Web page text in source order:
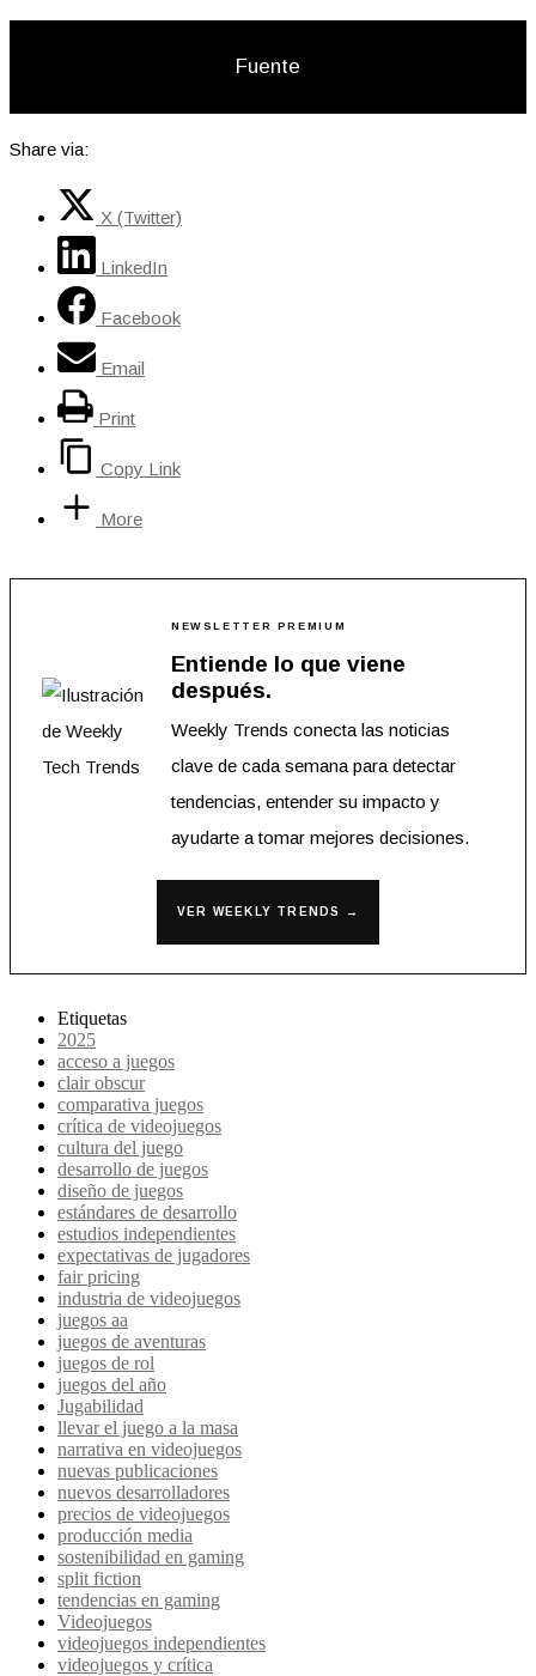
Fuente
Share via:
X (Twitter)
LinkedIn
Facebook
Email
Print
Copy Link
More
NEWSLETTER PREMIUM
Entiende lo que viene
después.
Weekly Trends conecta las noticias
clave de cada semana para detectar
tendencias, entender su impacto y
ayudarte a tomar mejores decisiones.
VER WEEKLY TRENDS →
Etiquetas
2025
acceso a juegos
clair obscur
comparativa juegos
crítica de videojuegos
cultura del juego
desarrollo de juegos
diseño de juegos
estándares de desarrollo
estudios independientes
expectativas de jugadores
fair pricing
industria de videojuegos
juegos aa
juegos de aventuras
juegos de rol
juegos del año
Jugabilidad
llevar el juego a la masa
narrativa en videojuegos
nuevas publicaciones
nuevos desarrolladores
precios de videojuegos
producción media
sostenibilidad en gaming
split fiction
tendencias en gaming
Videojuegos
videojuegos independientes
videojuegos y crítica